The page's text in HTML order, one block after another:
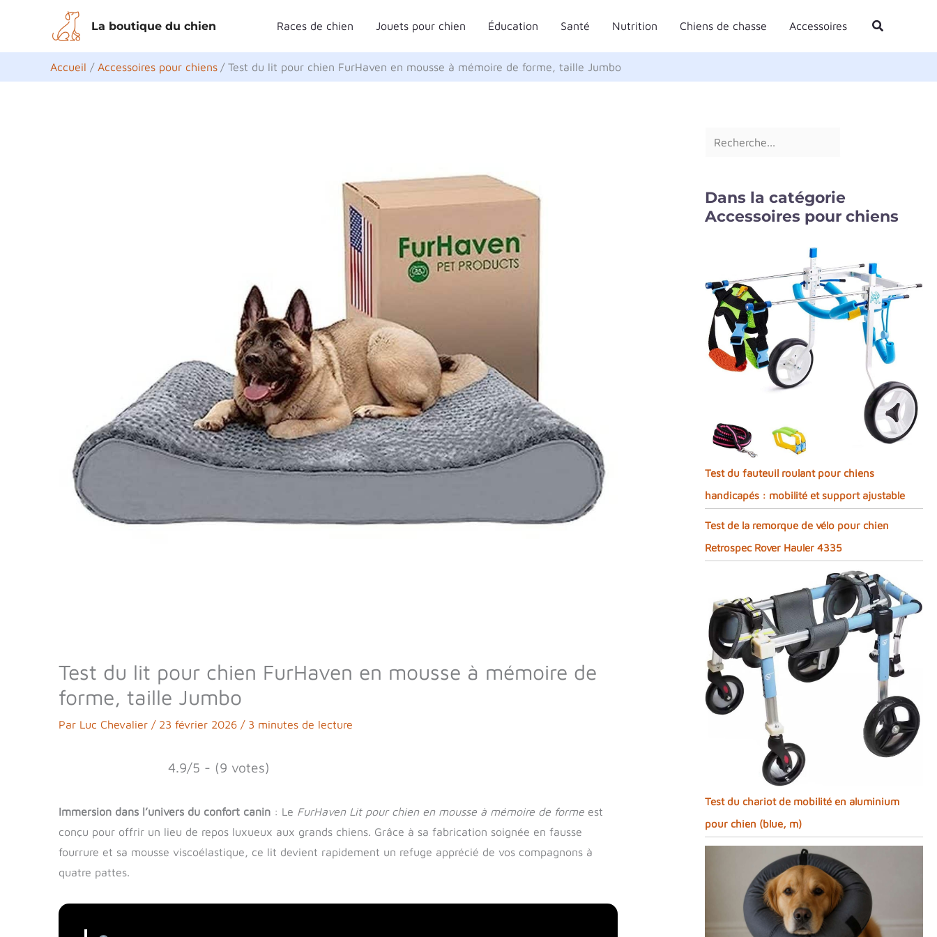
contenu
La boutique du chien Races de chien Jouets pour chien Éducation Santé Nutrition Chiens de chasse Accessoires Rechercher
Accueil Accessoires pour chiens Test du lit pour chien FurHaven en mousse à mémoire de forme, taille Jumbo
Test du lit pour chien FurHaven en mousse à mémoire de
forme, taille Jumbo
Par Luc Chevalier / 23 février 2026 / 3 minutes de lecture
4.9/5 - (9 votes)
Immersion dans l’univers du confort canin : Le FurHaven Lit pour chien en mousse à mémoire de forme est
conçu pour offrir un lieu de repos luxueux aux grands chiens. Grâce à sa fabrication soignée en fausse
fourrure et sa mousse viscoélastique, ce lit devient rapidement un refuge apprécié de vos compagnons à
quatre pattes.
e
c
e
r
Dans la catégorie
Accessoires pour chiens
Test du fauteuil roulant pour chiens
handicapés : mobilité et support ajustable
Test de la remorque de vélo pour chien
Retrospec Rover Hauler 4335
Test du chariot de mobilité en aluminium
pour chien (blue, m)